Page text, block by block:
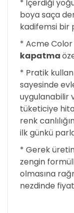
* İçerdiği
boya saça
kadifemsi bir
* Acme Color
kapatma
* Pratik
sayesinde
uygulanabilir
tüketiciye
renk
ilk günkü
* Gerek
zengin
olmasına
nezdinde